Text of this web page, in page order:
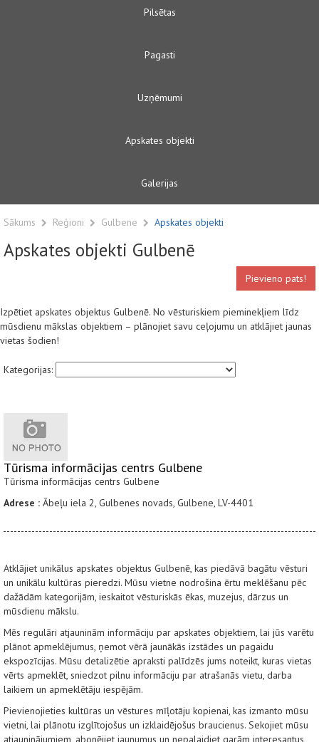
Pilsētas
Pagasti
Uzņēmumi
Apskates objekti
Galerijas
Sākums Reģioni Gulbene Apskates objekti
Apskates objekti Gulbenē
Pievieno pats!
Izpētiet apskates objektus Gulbenē. No vēsturiskiem pieminekļiem līdz
mūsdienu mākslas objektiem – plānojiet savu ceļojumu un atklājiet jaunas
vietas šodien!
Kategorijas:
Tūrisma informācijas centrs Gulbene
Tūrisma informācijas centrs Gulbene
Adrese : Ābeļu iela 2, Gulbenes novads, Gulbene, LV-4401
Atklājiet unikālus apskates objektus Gulbenē, kas piedāvā bagātu vēsturi
un unikālu kultūras pieredzi. Mūsu vietne nodrošina ērtu meklēšanu pēc
dažādām kategorijām, ieskaitot vēsturiskās ēkas, muzejus, dārzus un
mūsdienu mākslu.
Mēs regulāri atjauninām informāciju par apskates objektiem, lai jūs varētu
plānot apmeklējumus, ņemot vērā jaunākās izstādes un pagaidu
ekspozīcijas. Mūsu detalizētie apraksti palīdzēs jums noteikt, kuras vietas
vērts apmeklēt, sniedzot pilnu informāciju par atrašanās vietu, darba
laikiem un apmeklētāju iespējām.
Pievienojieties kultūras un vēstures mīļotāju kopienai, kas izmanto mūsu
vietni, lai plānotu izglītojošus un izklaidējošus braucienus. Sekojiet mūsu
atjauninājumiem, abonējiet jaunumus un nepalaidiet garām interesantus